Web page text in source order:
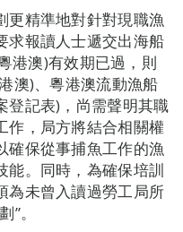
更精準地對針對現職漁
求報讀人士遞交出海船
港澳)有效期已過，則
澳)、粵港澳流動漁船
登記表)，尚需聲明其職
作，局方將結合相關權
確保從事捕魚工作的漁
能。同時，為確保培訓
為未曾入讀過勞工局所
。